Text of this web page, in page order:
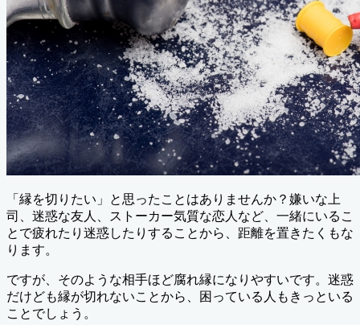
「縁を切りたい」と思ったことはありませんか？嫌いな上
司、迷惑な友人、ストーカー気質な恋人など、一緒にいるこ
とで疲れたり迷惑したりすることから、距離を置きたくもな
ります。
ですが、そのような相手ほど腐れ縁になりやすいです。迷惑
だけども縁が切れないことから、困っている人もきっといる
ことでしょう。